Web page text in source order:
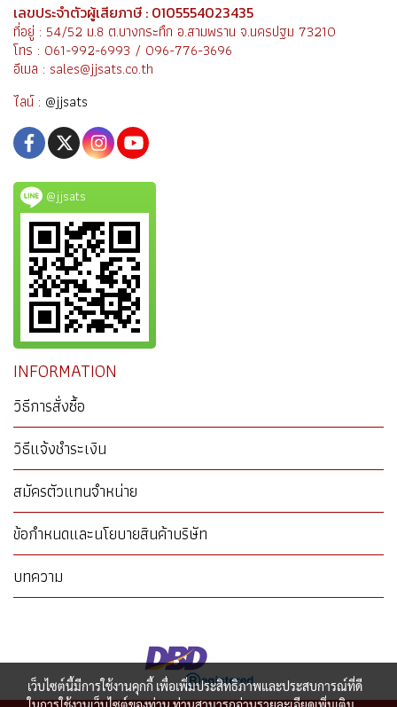
เลขประจำตัวผู้เสียภาษี : 0105554023435
ที่อยู่ : 54/52 ม.8 ต.บางกระทึก อ.สามพราน จ.นครปฐม 73210
โทร : 061-992-6993 / 096-776-3696
อีเมล : sales@jjsats.co.th
ไลน์ : @jjsats
@jjsats
INFORMATION
วิธีการสั่งซื้อ
วิธีแจ้งชำระเงิน
สมัครตัวแทนจำหน่าย
ข้อกำหนดและนโยบายสินค้าบริษัท
บทความ
เว็บไซต์นี้มีการใช้งานคุกกี้ เพื่อเพิ่มประสิทธิภาพและประสบการณ์ที่ดี